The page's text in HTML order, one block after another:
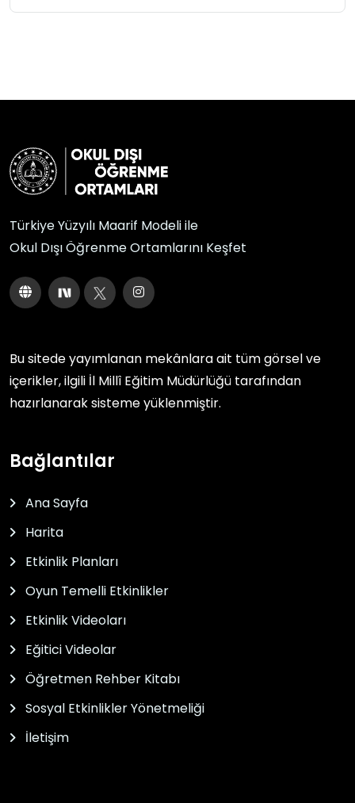
Türkiye Yüzyılı Maarif Modeli ile
Okul Dışı Öğrenme Ortamlarını Keşfet
Bu sitede yayımlanan mekânlara ait tüm görsel ve
içerikler, ilgili İl Millî Eğitim Müdürlüğü tarafından
hazırlanarak sisteme yüklenmiştir.
Bağlantılar
Ana Sayfa
Harita
Etkinlik Planları
Oyun Temelli Etkinlikler
Etkinlik Videoları
Eğitici Videolar
Öğretmen Rehber Kitabı
Sosyal Etkinlikler Yönetmeliği
İletişim